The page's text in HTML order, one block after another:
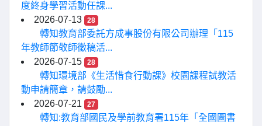
度終身學習活動任課...
2026-07-13
28
轉知教育部委託方成事股份有限公司辦理「115
年教師節敬師徵稿活...
2026-07-15
28
轉知環境部《生活惜食行動課》校園課程試教活
動申請簡章，請鼓勵...
2026-07-21
27
轉知:教育部國民及學前教育署115年「全國圖書